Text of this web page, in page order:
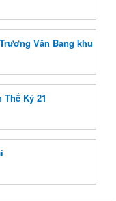
Văn Bang khu
Thế Kỷ 21